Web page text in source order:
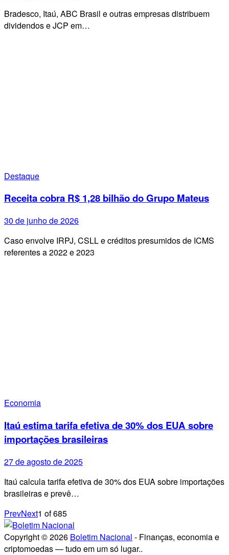
Bradesco, Itaú, ABC Brasil e outras empresas distribuem
dividendos e JCP em…
Destaque
Receita cobra R$ 1,28 bilhão do Grupo Mateus
30 de junho de 2026
Caso envolve IRPJ, CSLL e créditos presumidos de ICMS
referentes a 2022 e 2023
Economia
Itaú estima tarifa efetiva de 30% dos EUA sobre
importações brasileiras
27 de agosto de 2025
Itaú calcula tarifa efetiva de 30% dos EUA sobre importações
brasileiras e prevê…
PrevNext1 of685
Copyright © 2026 Boletim Nacional - Finanças, economia e
criptomoedas — tudo em um só lugar..